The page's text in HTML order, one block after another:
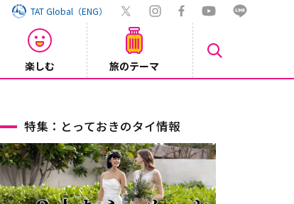
TAT Global（ENG）
楽しむ 旅のテーマ
特集：とっておきのタイ情報